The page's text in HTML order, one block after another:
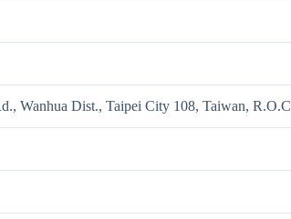
Wanhua Dist., Taipei City 108, Taiwan, R.O.C